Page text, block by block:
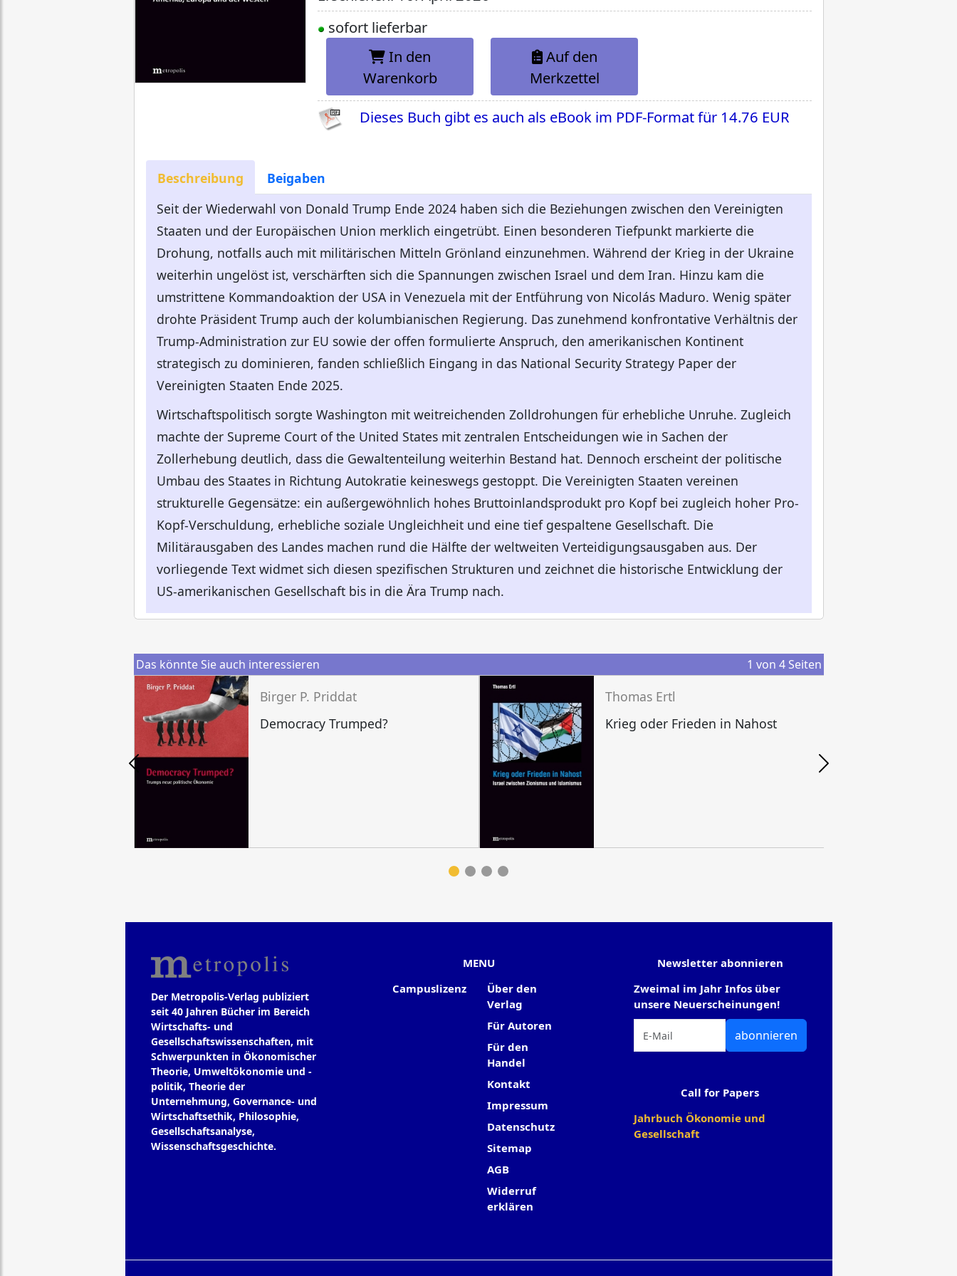
sofort lieferbar
In den
Warenkorb
Auf den
Merkzettel
Dieses Buch gibt es auch als eBook im PDF-Format für 14.76 EUR
Beschreibung
Beigaben
Seit der Wiederwahl von Donald Trump Ende 2024 haben sich die Beziehungen zwischen den Vereinigten
Staaten und der Europäischen Union merklich eingetrübt. Einen besonderen Tiefpunkt markierte die
Drohung, notfalls auch mit militärischen Mitteln Grönland einzunehmen. Während der Krieg in der Ukraine
weiterhin ungelöst ist, verschärften sich die Spannungen zwischen Israel und dem Iran. Hinzu kam die
umstrittene Kommandoaktion der USA in Venezuela mit der Entführung von Nicolás Maduro. Wenig später
drohte Präsident Trump auch der kolumbianischen Regierung. Das zunehmend konfrontative Verhältnis der
Trump-Administration zur EU sowie der offen formulierte Anspruch, den amerikanischen Kontinent
strategisch zu dominieren, fanden schließlich Eingang in das National Security Strategy Paper der
Vereinigten Staaten Ende 2025.
Wirtschaftspolitisch sorgte Washington mit weitreichenden Zolldrohungen für erhebliche Unruhe. Zugleich
machte der Supreme Court of the United States mit zentralen Entscheidungen wie in Sachen der
Zollerhebung deutlich, dass die Gewaltenteilung weiterhin Bestand hat. Dennoch erscheint der politische
Umbau des Staates in Richtung Autokratie keineswegs gestoppt. Die Vereinigten Staaten vereinen
strukturelle Gegensätze: ein außergewöhnlich hohes Bruttoinlandsprodukt pro Kopf bei zugleich hoher Pro-
Kopf-Verschuldung, erhebliche soziale Ungleichheit und eine tief gespaltene Gesellschaft. Die
Militärausgaben des Landes machen rund die Hälfte der weltweiten Verteidigungsausgaben aus. Der
vorliegende Text widmet sich diesen spezifischen Strukturen und zeichnet die historische Entwicklung der
US-amerikanischen Gesellschaft bis in die Ära Trump nach.
Das könnte Sie auch interessieren 1 von 4Seiten
Birger P. Priddat
Democracy Trumped?
Thomas Ertl
Krieg oder Frieden in Nahost
Der Metropolis-Verlag publiziert
seit 40 Jahren Bücher im Bereich
Wirtschafts- und
Gesellschaftswissenschaften, mit
Schwerpunkten in Ökonomischer
Theorie, Umweltökonomie und -
politik, Theorie der
Unternehmung, Governance- und
Wirtschaftsethik, Philosophie,
Gesellschaftsanalyse,
Wissenschaftsgeschichte.
MENU
Campuslizenz
Über den
Verlag
Für Autoren
Für den
Handel
Kontakt
Impressum
Datenschutz
Sitemap
AGB
Widerruf
erklären
Newsletter abonnieren
Zweimal im Jahr Infos über
unsere Neuerscheinungen!
abonnieren
Call for Papers
Jahrbuch Ökonomie und
Gesellschaft